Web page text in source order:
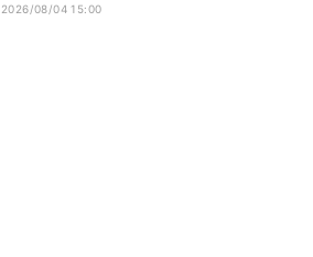
2026/08/04 15:00